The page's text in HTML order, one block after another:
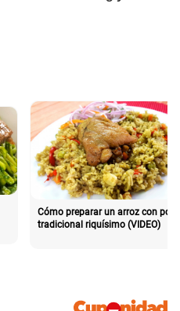
Cómo preparar un arroz con pollo
tradicional riquísimo (VIDEO)